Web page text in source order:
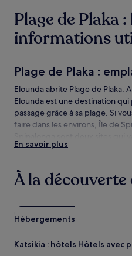
sont
susceptibles
de
changer.
supplémentaires
peuvent
s’appliquer.
Plage de Plaka :
informations
Plage de Plaka :
Elounda abrite Plage de Plaka.
Elounda est une destination
passage grâce à sa plage. Si
faire dans les environs, Île de
activités à proximité
Île de Spinalonga
Forteresse de Spinalonga
Port d'Agios Nikolaos
En savoir plus
À la
Hébergements
Katsikia : hôtels Hôtels avec